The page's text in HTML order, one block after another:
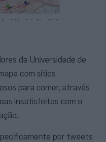
da Universidade de
com sítios
para comer, através
insatisfeitas com o
por tweets